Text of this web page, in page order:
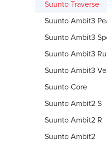
Suunto Traverse
Suunto Ambit3
Suunto Ambit3
Suunto Ambit3
Suunto Ambit3
Suunto Core
Suunto Ambit2 S
Suunto Ambit2 R
Suunto Ambit2